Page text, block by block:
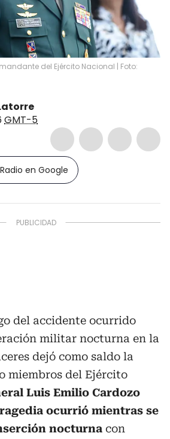
del Ejército Nacional | Foto:
GMT-5
en Google
del accidente ocurrido
militar nocturna en la
dejó como saldo la
miembros del Ejército
Luis Emilio Cardozo
ocurrió mientras se
nocturna con